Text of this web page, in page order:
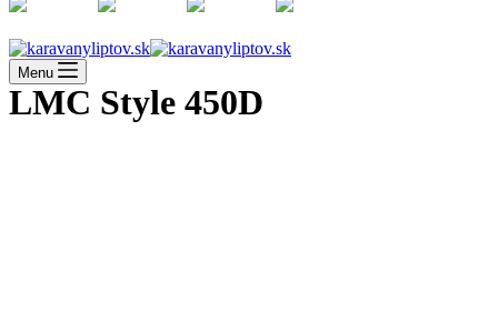
Menu
LMC Style 450D